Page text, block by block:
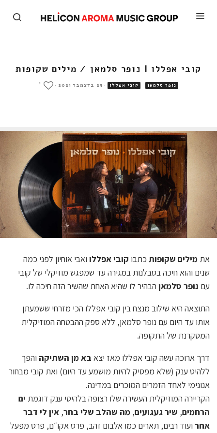
קובי אפללו | נופר סלמאן / מילים שקופות
נופר סלמאן קובי אפללו · 23 בדצמבר 2021 ·
1
את מילים שקופות כתבו קובי אפללו ואבי אוחיון לפני כמה
שנים והוא חיכה בסבלנות במגירה עד שמפגש מוזיקלי של קובי
עם נופר סלמאן הבהיר לו שהיא האחת שהשיר הזה חיכה לו.
התוצאה היא שילוב מנצח בין קובי אפללו הכי מזרחי ששמעתן
אותו עד היום עם נופר סלמאן, ללא ספק ההבטחה המוזיקלית
המסקרנת של התקופה.
דרך ארוכה עשה קובי אפללו מאז יצא בא מן השתיקה והפך
ללהיט ענק (שלא מפסיק להיות מושמע עד היום) ואת קובי מבחור
אנונימי לאחד הזמרים המוכרים במדינה.
הקריירה המוזיקלית העשירה שלו רצופה בלהיטי ענק דוגמת ים
הרחמים, שיר געגועים, מה שהלב שלי בחר, אין לי דבר
אחר ועוד רבים, תארים כמו אלבום זהב, פרס אקו״ם, פרס מפעל